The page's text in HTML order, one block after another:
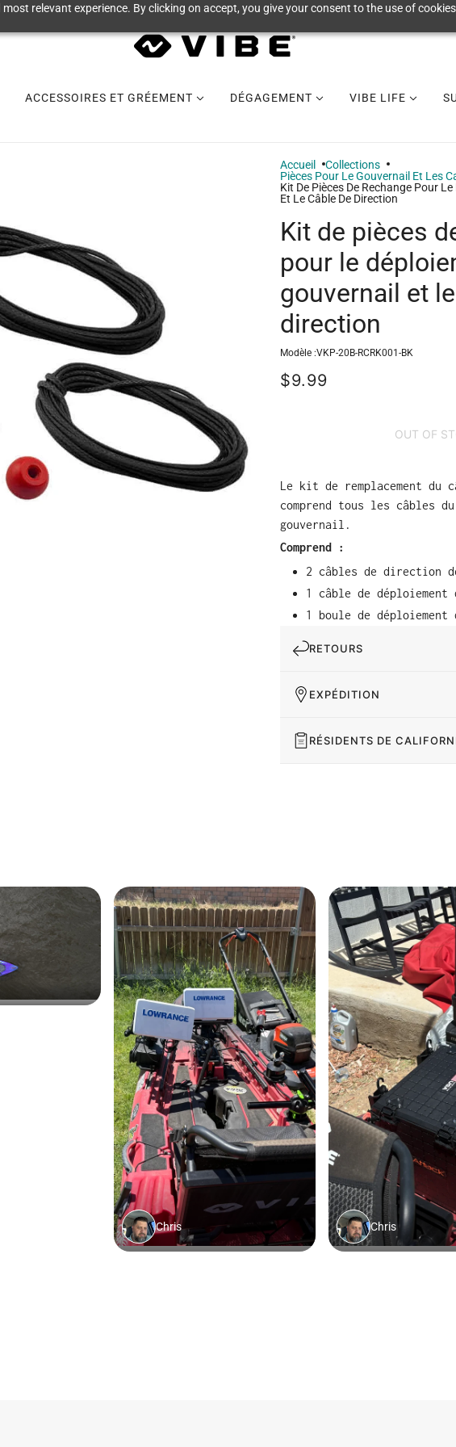
relevant experience. By clicking on accept, you give your consent to the use of
ACCESSOIRES ET GRÉEMENT DÉGAGEMENT VIBE LIFE
Accueil
Collections
Pièces Pour Le Gouvernail Et Les
Kit De Pièces De Rechange Pour
Et Le Câble De Direction
Kit de pièces
pour le
gouvernail et
direction
Modèle :VKP-20B-RCRK001-BK
$9.99
OUT OF
Le kit de remplacement du
comprend tous les câbles du
gouvernail.
Comprend :
2 câbles de direction
1 câble de déploiement
1 boule de déploiement
RETOURS
EXPÉDITION
RÉSIDENTS DE